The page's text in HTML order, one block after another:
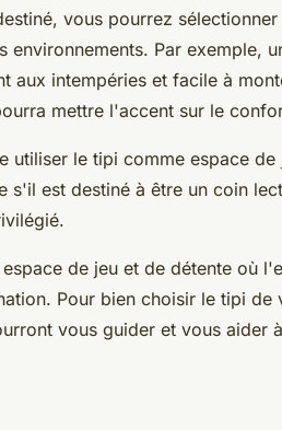
vous pourrez
environnements. Par exemple,
aux intempéries et facile à
mettre l'accent sur le
utiliser le tipi comme espace
s'il est destiné à être un coin
de jeu et de détente où
Pour bien choisir le tipi de
vous guider et vous aider